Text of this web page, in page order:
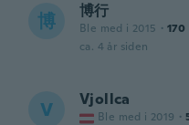
博 博行
Ble med i 2015 · 170
ca. 4 år siden
V Vjollca
Ble med i 2019 ·